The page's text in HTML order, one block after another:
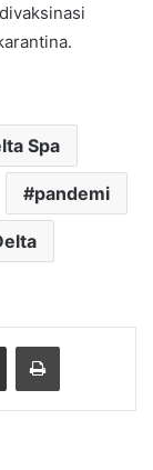
Spa
pandemi
Share via Email Print